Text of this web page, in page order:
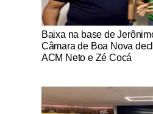
Notícias Católicas
Baixa na base de
Câmara de Boa Nova
ACM Neto e Zé Cocá